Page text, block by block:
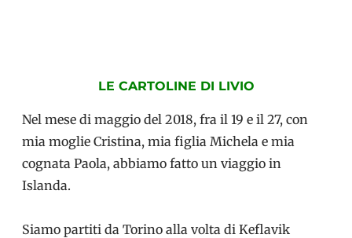
LE CARTOLINE DI LIVIO
Nel mese di maggio del 2018, fra il 19 e il 27, con
mia moglie Cristina, mia figlia Michela e mia
cognata Paola, abbiamo fatto un viaggio in
Islanda.
Siamo partiti da Torino alla volta di Keflavik